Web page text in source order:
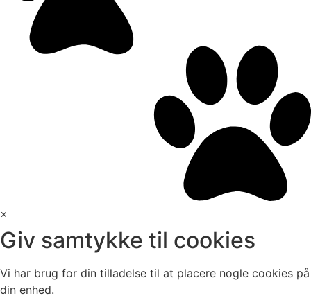
×
Giv samtykke til cookies
Vi har brug for din tilladelse til at placere nogle cookies på
din enhed.